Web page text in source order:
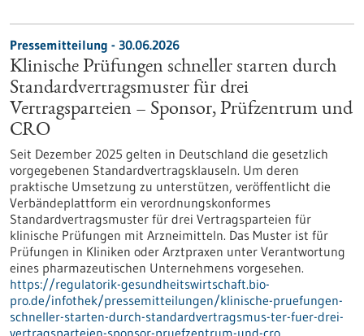
Pressemitteilung - 30.06.2026
Klinische Prüfungen schneller starten durch
Standardvertragsmuster für drei
Vertragsparteien – Sponsor, Prüfzentrum und
CRO
Seit Dezember 2025 gelten in Deutschland die gesetzlich
vorgegebenen Standardvertragsklauseln. Um deren
praktische Umsetzung zu unterstützen, veröffentlicht die
Verbändeplattform ein verordnungskonformes
Standardvertragsmuster für drei Vertragsparteien für
klinische Prüfungen mit Arzneimitteln. Das Muster ist für
Prüfungen in Kliniken oder Arztpraxen unter Verantwortung
eines pharmazeutischen Unternehmens vorgesehen.
https://regulatorik-gesundheitswirtschaft.bio-
pro.de/infothek/pressemitteilungen/klinische-pruefungen-
schneller-starten-durch-standardvertragsmus-ter-fuer-drei-
vertragsparteien-sponsor-pruefzentrum-und-cro